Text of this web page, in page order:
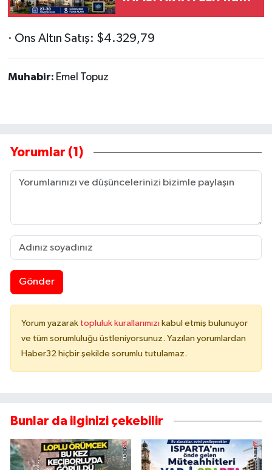
· Ons Altın Satış: $4.329,79
Muhabir: Emel Topuz
Yorumlar (1)
Gönder
Yorum yazarak topluluk kurallarımızı kabul etmiş bulunuyor
ve tüm sorumluluğu üstleniyorsunuz. Yazılan yorumlardan
Haber32 hiçbir şekilde sorumlu tutulamaz.
Bunlar da ilginizi çekebilir